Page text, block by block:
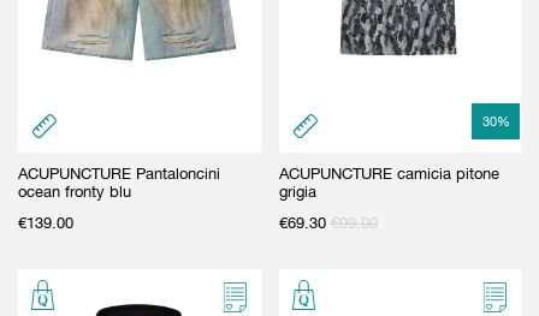
GIFT CARD
BEAUTY & HOME
GIFT CARD
ACUPUNCTURE Pantaloncini
ocean fronty blu
€139.00
30%
ACUPUNCTURE camicia pitone
grigia
€69.30 €99.00